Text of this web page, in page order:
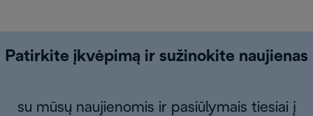
Patirkite įkvėpimą ir sužinokite naujienas
su mūsų naujienomis ir pasiūlymais tiesiai į